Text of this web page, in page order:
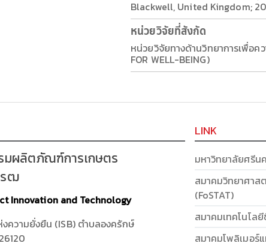
Blackwell, United Kingdom;
หน่วยวิจัยที่สังกัด
หน่วยวิจัยทางด้านวิทยาการเพื่อคว
FOR WELL-BEING)
มผลิตภัณฑ์การเกษตร
รฒ
Innovation and Technology
ความยั่งยืน (ISB) ตำบลองครักษ์
LINK
มหาวิทยาลัยศรีน
สมาคมวิทยาศาส
(FoSTAT)
สมาคมเทคโนโล
สมาคมโพลิเมอร์